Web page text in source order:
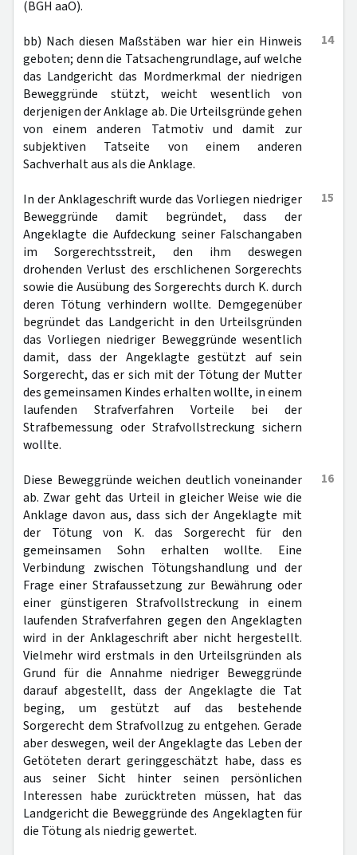
(BGH aaO).
14
bb) Nach diesen Maßstäben war hier ein Hinweis
geboten; denn die Tatsachengrundlage, auf welche
das Landgericht das Mordmerkmal der niedrigen
Beweggründe stützt, weicht wesentlich von
derjenigen der Anklage ab. Die Urteilsgründe gehen
von einem anderen Tatmotiv und damit zur
subjektiven Tatseite von einem anderen
Sachverhalt aus als die Anklage.
15
In der Anklageschrift wurde das Vorliegen niedriger
Beweggründe damit begründet, dass der
Angeklagte die Aufdeckung seiner Falschangaben
im Sorgerechtsstreit, den ihm deswegen
drohenden Verlust des erschlichenen Sorgerechts
sowie die Ausübung des Sorgerechts durch K. durch
deren Tötung verhindern wollte. Demgegenüber
begründet das Landgericht in den Urteilsgründen
das Vorliegen niedriger Beweggründe wesentlich
damit, dass der Angeklagte gestützt auf sein
Sorgerecht, das er sich mit der Tötung der Mutter
des gemeinsamen Kindes erhalten wollte, in einem
laufenden Strafverfahren Vorteile bei der
Strafbemessung oder Strafvollstreckung sichern
wollte.
16
Diese Beweggründe weichen deutlich voneinander
ab. Zwar geht das Urteil in gleicher Weise wie die
Anklage davon aus, dass sich der Angeklagte mit
der Tötung von K. das Sorgerecht für den
gemeinsamen Sohn erhalten wollte. Eine
Verbindung zwischen Tötungshandlung und der
Frage einer Strafaussetzung zur Bewährung oder
einer günstigeren Strafvollstreckung in einem
laufenden Strafverfahren gegen den Angeklagten
wird in der Anklageschrift aber nicht hergestellt.
Vielmehr wird erstmals in den Urteilsgründen als
Grund für die Annahme niedriger Beweggründe
darauf abgestellt, dass der Angeklagte die Tat
beging, um gestützt auf das bestehende
Sorgerecht dem Strafvollzug zu entgehen. Gerade
aber deswegen, weil der Angeklagte das Leben der
Getöteten derart geringgeschätzt habe, dass es
aus seiner Sicht hinter seinen persönlichen
Interessen habe zurücktreten müssen, hat das
Landgericht die Beweggründe des Angeklagten für
die Tötung als niedrig gewertet.